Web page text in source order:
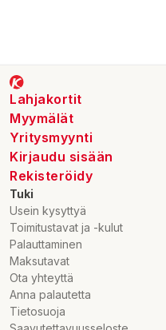
Lahjakortit
Myymälät
Yritysmyynti
Kirjaudu sisään
Rekisteröidy
Tuki
Usein kysyttyä
Toimitustavat ja -kulut
Palauttaminen
Maksutavat
Ota yhteyttä
Anna palautetta
Tietosuoja